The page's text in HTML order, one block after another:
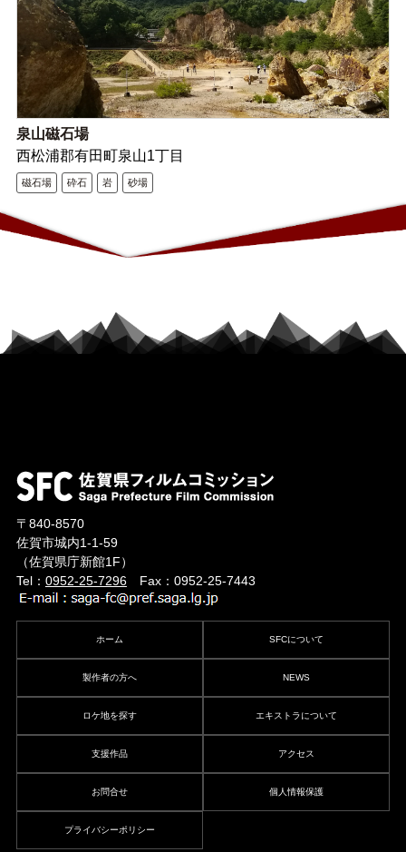
泉山磁石場
西松浦郡有田町泉山1丁目
磁石場 砕石 岩 砂場
〒840-8570
佐賀市城内1-1-59
（佐賀県庁新館1F）
Tel： 0952-25-7296Fax：0952-25-7443
ホーム SFCについて
製作者の方へ NEWS
ロケ地を探す エキストラについて
支援作品 アクセス
お問合せ 個人情報保護
プライバシーポリシー